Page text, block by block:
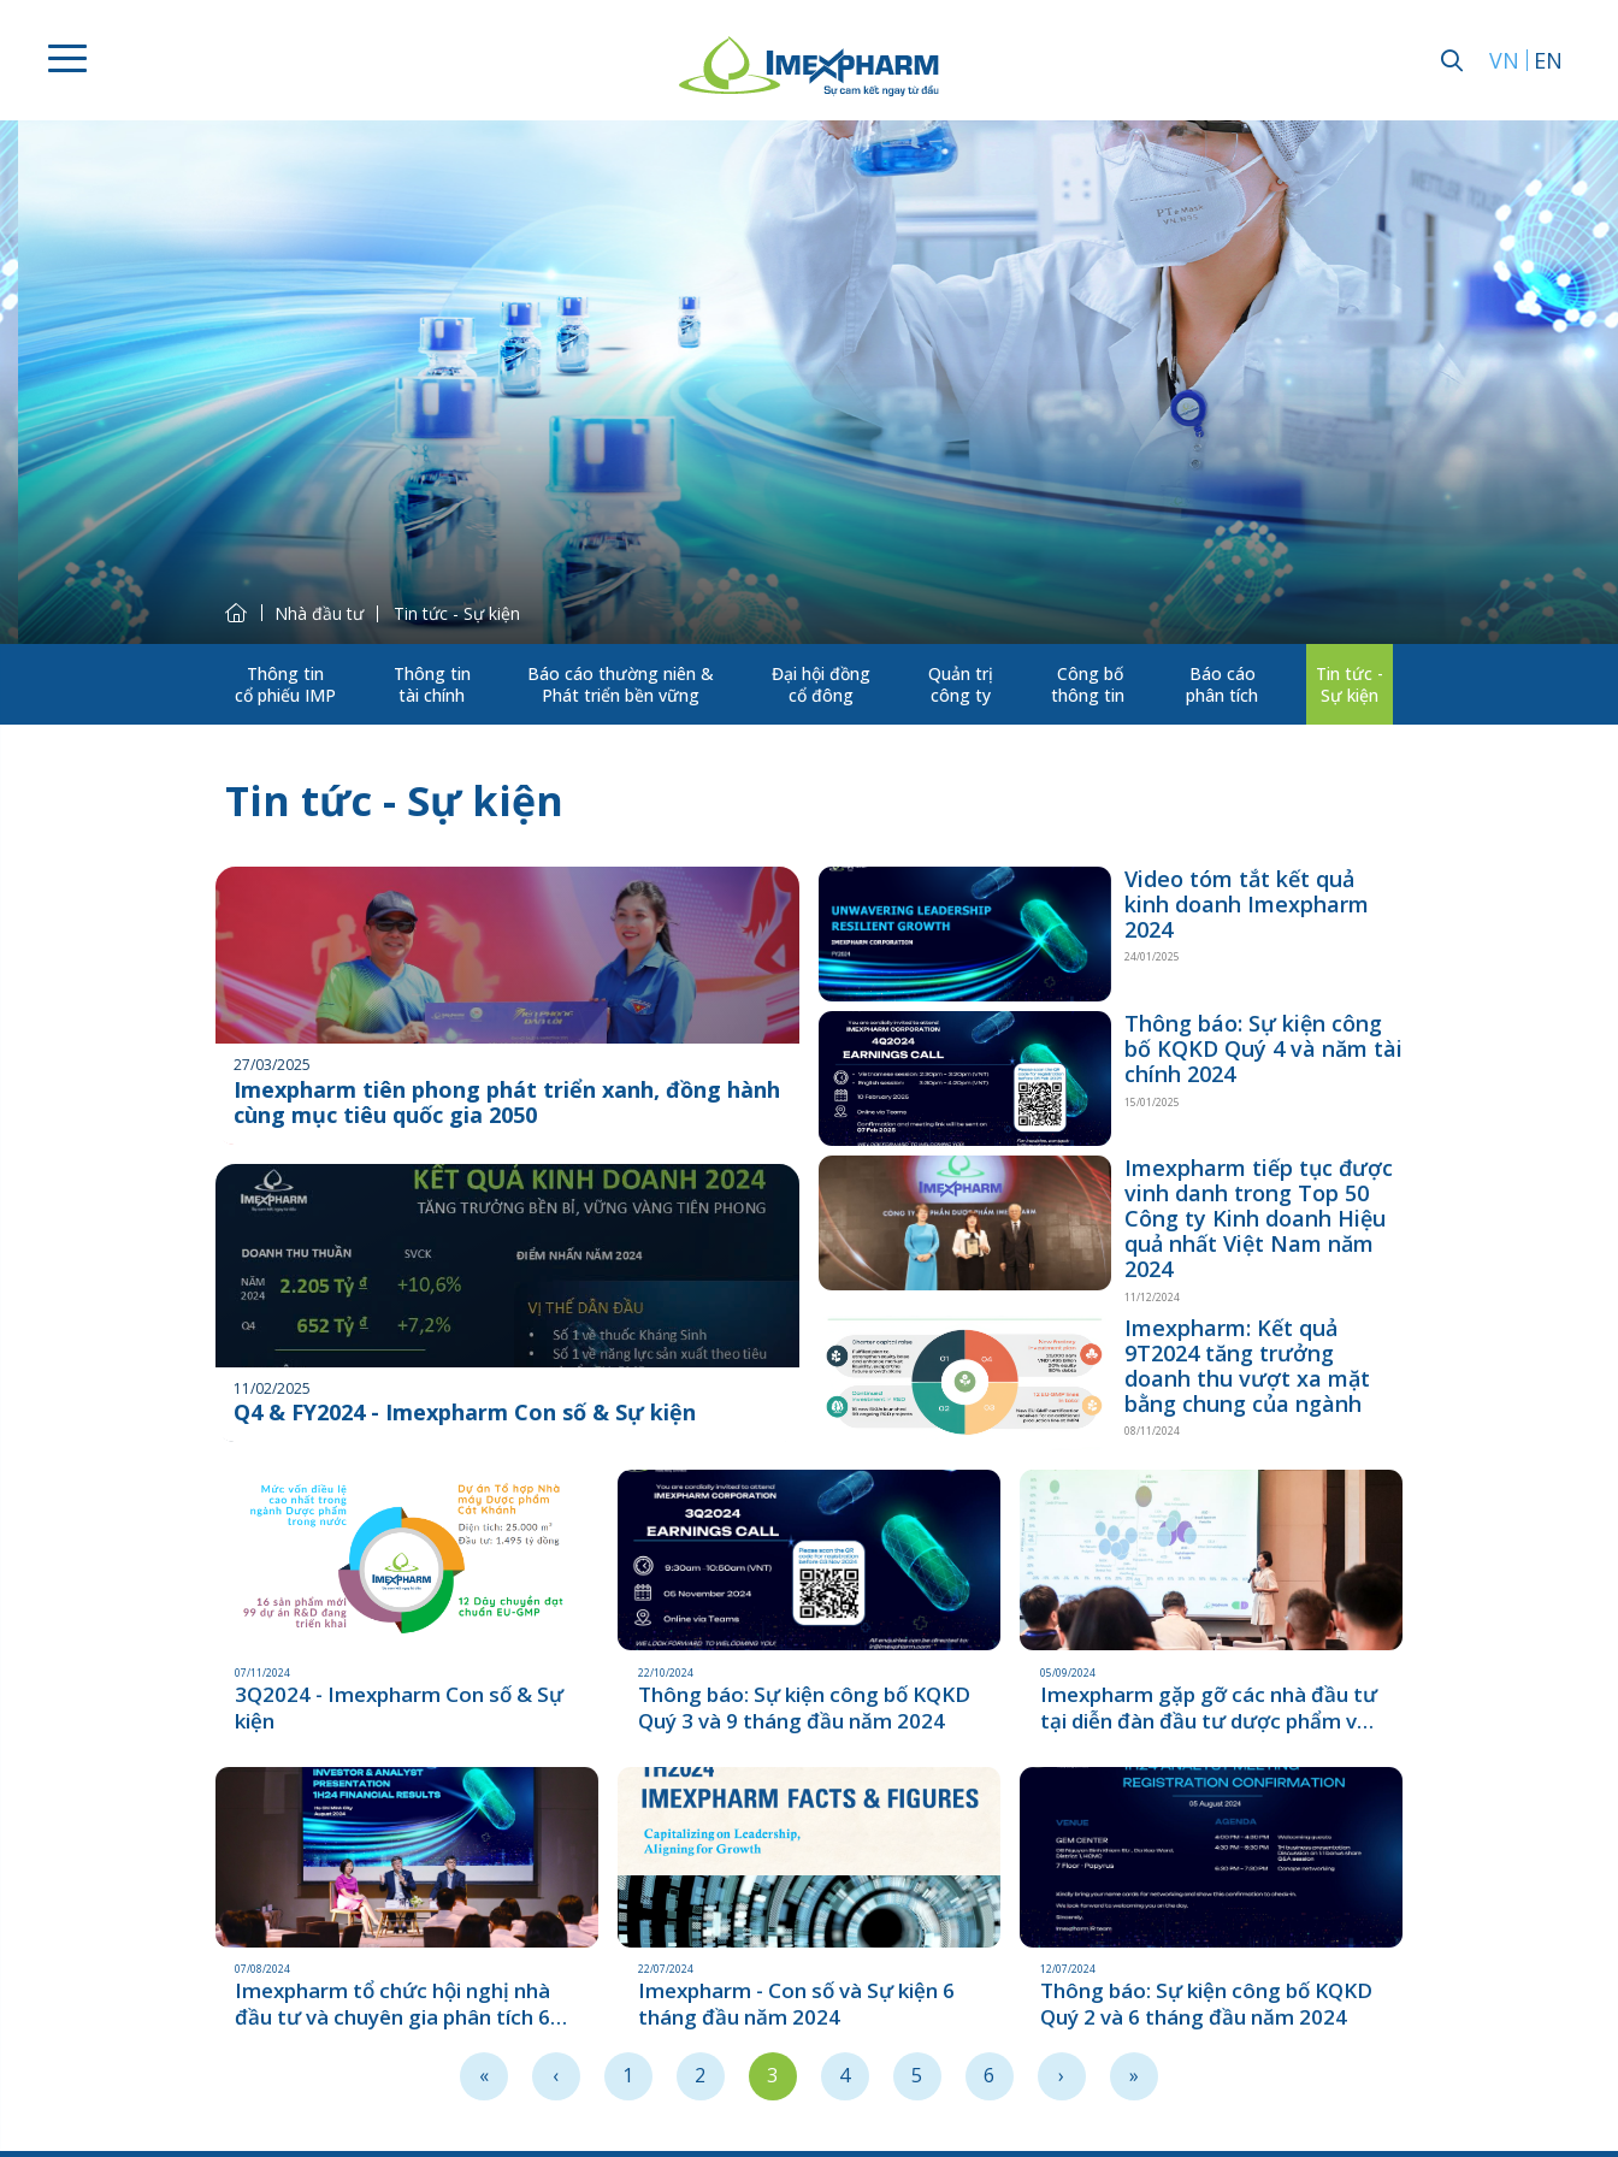
VN EN
Nhà đầu tư Tin tức - Sự kiện
Thông tin
cổ phiếu IMP
Thông tin
tài chính
Báo cáo thường niên &
Phát triển bền vững
Đại hội đồng
cổ đông
Quản trị
công ty
Công bố
thông tin
Báo cáo
phân tích
Tin tức -
Sự kiện
Tin tức - Sự kiện
27/03/2025
Imexpharm tiên phong phát triển xanh, đồng hành
cùng mục tiêu quốc gia 2050
11/02/2025
Q4 & FY2024 - Imexpharm Con số & Sự kiện
Video tóm tắt kết quả
kinh doanh Imexpharm
2024
24/01/2025
Thông báo: Sự kiện công
bố KQKD Quý 4 và năm tài
chính 2024
15/01/2025
Imexpharm tiếp tục được
vinh danh trong Top 50
Công ty Kinh doanh Hiệu
quả nhất Việt Nam năm
2024
11/12/2024
Imexpharm: Kết quả
9T2024 tăng trưởng
doanh thu vượt xa mặt
bằng chung của ngành
08/11/2024
07/11/2024
3Q2024 - Imexpharm Con số & Sự
kiện
22/10/2024
Thông báo: Sự kiện công bố KQKD
Quý 3 và 9 tháng đầu năm 2024
05/09/2024
Imexpharm gặp gỡ các nhà đầu tư
tại diễn đàn đầu tư dược phẩm và
07/08/2024
Imexpharm tổ chức hội nghị nhà
đầu tư và chuyên gia phân tích 6
tăng trưởng mạnh mẽ hơn nữa
22/07/2024
Imexpharm - Con số và Sự kiện 6
tháng đầu năm 2024
12/07/2024
Thông báo: Sự kiện công bố KQKD
Quý 2 và 6 tháng đầu năm 2024
« ‹ 1 2 3 4 5 6 › »